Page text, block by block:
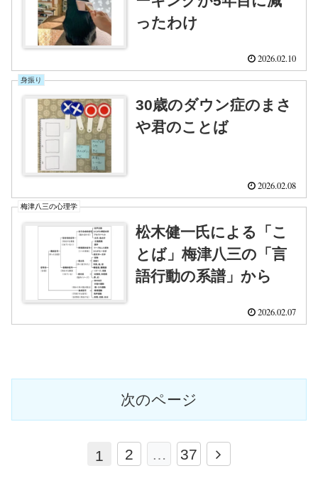
ったわけ
2026.02.10
身振り
30歳のダウン症のまさ
や君のことば
2026.02.08
梅津八三の心理学
松木健一氏による「こ
とば」梅津八三の「言
語行動の系譜」から
2026.02.07
次のページ
1 2 … 37
次